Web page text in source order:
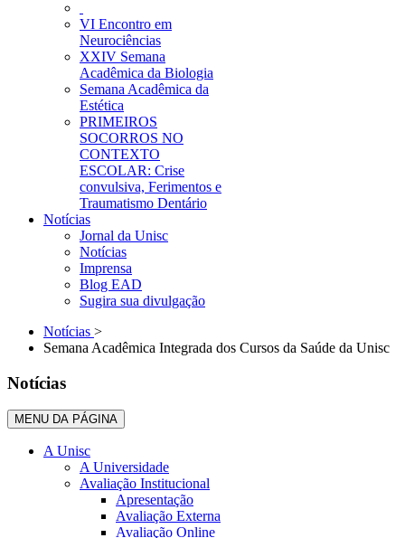
VI Encontro em
Neurociências
XXIV Semana
Acadêmica da Biologia
Semana Acadêmica da
Estética
PRIMEIROS
SOCORROS NO
CONTEXTO
ESCOLAR: Crise
convulsiva, Ferimentos e
Traumatismo Dentário
Notícias
Jornal da Unisc
Notícias
Imprensa
Blog EAD
Sugira sua divulgação
Notícias >
Semana Acadêmica Integrada dos Cursos da Saúde da Unisc
Notícias
MENU DA PÁGINA
A Unisc
A Universidade
Avaliação Institucional
Apresentação
Avaliação Externa
Avaliação Online